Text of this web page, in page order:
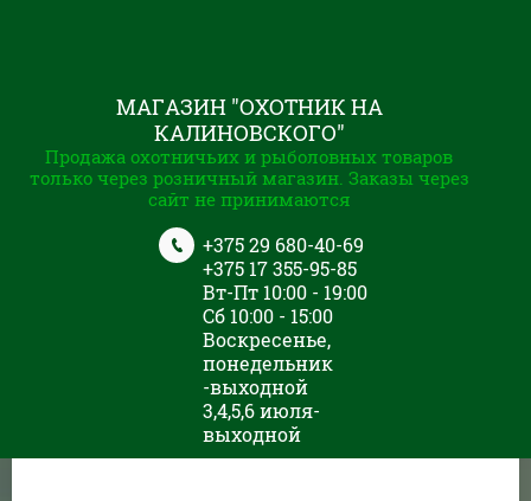
МАГАЗИН "ОХОТНИК НА
КАЛИНОВСКОГО"
Продажа охотничьих и рыболовных товаров
только через розничный магазин. Заказы через
сайт не принимаются
+375 29 680-40-69
+375 17 355-95-85
Вт-Пт 10:00 - 19:00
Сб 10:00 - 15:00
Воскресенье,
понедельник
-выходной
3,4,5,6 июля-
выходной